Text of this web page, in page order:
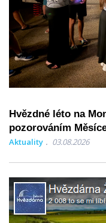
Hvězdné léto na
pozorováním
Aktuality 03.08.2026